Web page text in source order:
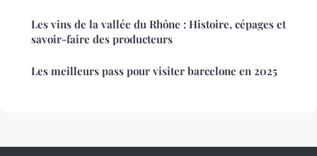
Les vins de la vallée du Rhône : Histoire, cépages et
savoir-faire des producteurs
Les meilleurs pass pour visiter barcelone en 2025